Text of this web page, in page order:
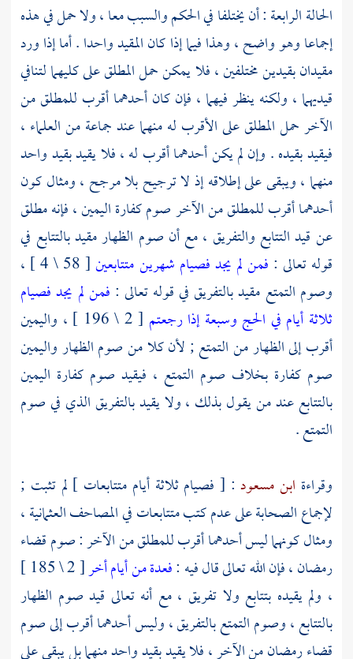
الحالة الرابعة : أن يختلفا في الحكم والسبب معا ، ولا حمل في هذه
إجماعا وهو واضح ، وهذا فيما إذا كان المقيد واحدا . أما إذا ورد
مقيدان بقيدين مختلفين ، فلا يمكن حمل المطلق على كليهما لتنافي
قيديهما ، ولكنه ينظر فيهما ، فإن كان أحدهما أقرب للمطلق من
الآخر حمل المطلق على الأقرب له منهما عند جماعة من العلماء ،
فيقيد بقيده . وإن لم يكن أحدهما أقرب له ، فلا يقيد بقيد واحد
منهما ، ويبقى على إطلاقه إذ لا ترجيح بلا مرجح ، ومثال كون
أحدهما أقرب للمطلق من الآخر صوم كفارة اليمين ، فإنه مطلق
عن قيد التتابع والتفريق ، مع أن صوم الظهار مقيد بالتتابع في
قوله تعالى : فمن لم يجد فصيام شهرين متتابعين
[ 58 \ 4 ] ،
وصوم التمتع مقيد بالتفريق في قوله تعالى : فمن لم يجد فصيام
ثلاثة أيام في الحج وسبعة إذا رجعتم
[ 2 \ 196 ] ، واليمين
أقرب إلى الظهار من التمتع ; لأن كلا من صوم الظهار واليمين
صوم كفارة بخلاف صوم التمتع ، فيقيد صوم كفارة اليمين
بالتتابع عند من يقول بذلك ، ولا يقيد بالتفريق الذي في صوم
التمتع .
وقراءة ابن مسعود : [ فصيام ثلاثة أيام متتابعات ] لم تثبت ;
لإجماعالصحابةعلى عدم كتب متتابعات في المصاحف العثمانية ،
ومثال كونهما ليس أحدهما أقرب للمطلق من الآخر : صوم قضاء
رمضان ، فإن الله تعالى قال فيه :فعدة من أيام أخر
[ 2 \ 185 ]
، ولم يقيده بتتابع ولا تفريق ، مع أنه تعالى قيد صوم الظهار
بالتتابع ، وصوم التمتع بالتفريق ، وليس أحدهما أقرب إلى صوم
قضاء رمضان من الآخر ، فلا يقيد بقيد واحد منهما بل يبقى على